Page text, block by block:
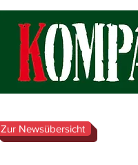
Zur Newsübersicht